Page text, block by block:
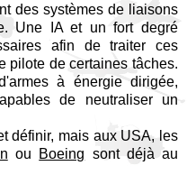
des systèmes de liaisons
Une IA et un fort degré
afin de traiter ces
pilote de certaines tâches.
à énergie dirigée,
de neutraliser un
définir, mais aux USA, les
ou Boeing sont déjà au